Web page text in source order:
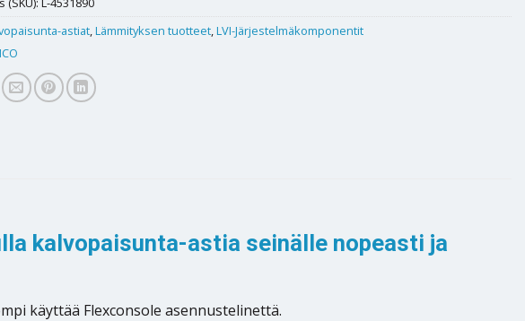
astiat Lämmityksen tuotteet LVI-Järjestelmäkomponentit
kalvopaisunta-astia seinälle nopeasti ja
käyttää Flexconsole asennustelinettä.